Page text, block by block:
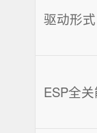
驱动形式
ESP全